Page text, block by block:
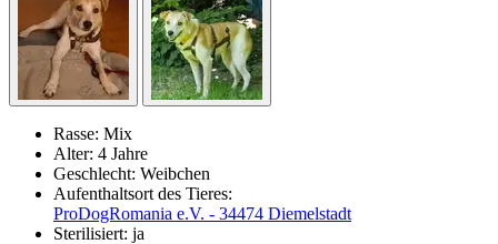
Rasse: Mix
Alter: 4 Jahre
Geschlecht: Weibchen
Aufenthaltsort des Tieres:
ProDogRomania e.V. - 34474 Diemelstadt
Sterilisiert: ja